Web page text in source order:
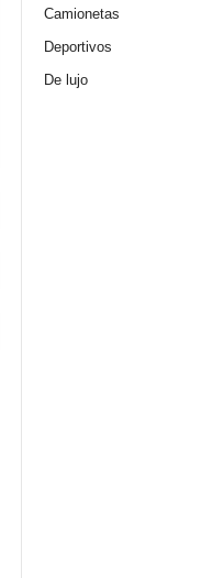
Camionetas
Deportivos
De lujo